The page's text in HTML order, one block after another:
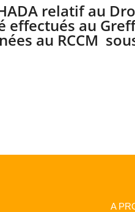
relatif au
effectués au
au RCCM
A